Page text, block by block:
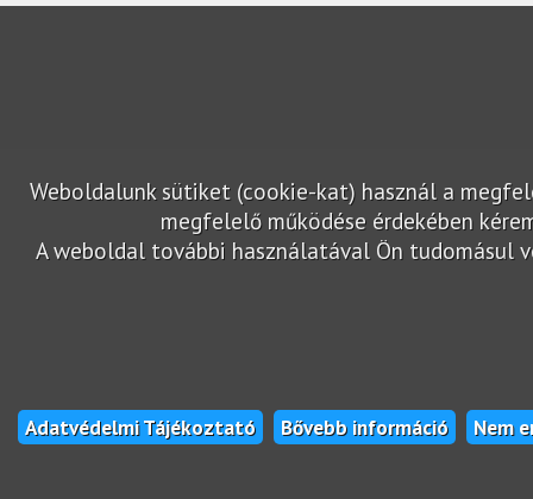
Weboldalunk sütiket (cookie-kat) használ a
megfelelő működése érdekében
A weboldal további használatával Ön tudomásul
Adatvédelmi Tájékoztató Bővebb információ Nem